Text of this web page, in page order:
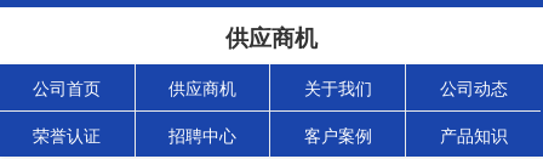
供应商机
公司首页 供应商机 关于我们 公司动态
荣誉认证 招聘中心 客户案例 产品知识